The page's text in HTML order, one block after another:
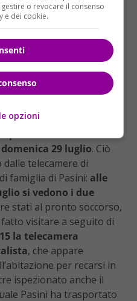
che l’omicidio non
Pasini, nelle ore
la lucidità mentale
per far credere che
volontariamente e che
presumibilmente nelle
29 luglio. Ciò
telecamere di
famiglia di Pasini: alle
si vedono i due
stati al pronto soccorso,
visitare a seguito di
la telecamera
, che appare
per recarsi in
ispezionato anche il
Pasini ha trasportato
o revocare il consenso
e dei cookie.
opzioni